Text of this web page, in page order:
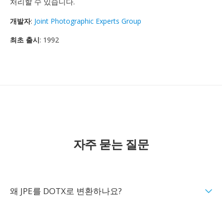
개발자: Joint Photographic Experts Group
최초 출시: 1992
자주 묻는 질문
왜 JPE를 DOTX로 변환하나요?